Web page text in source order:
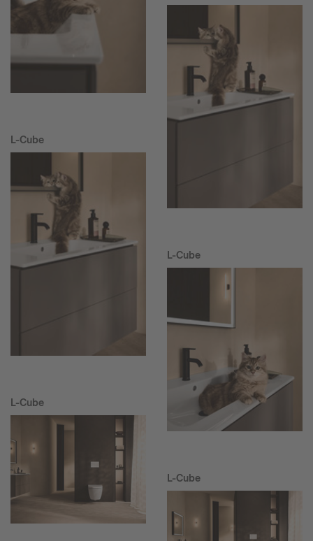
L-Cube
L-Cube
L-Cube
L-Cube